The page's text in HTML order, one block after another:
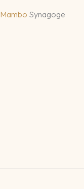
Mambo Synagoge